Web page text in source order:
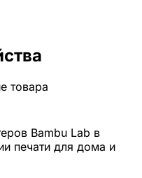
Bambu Lab в
печати для дома и